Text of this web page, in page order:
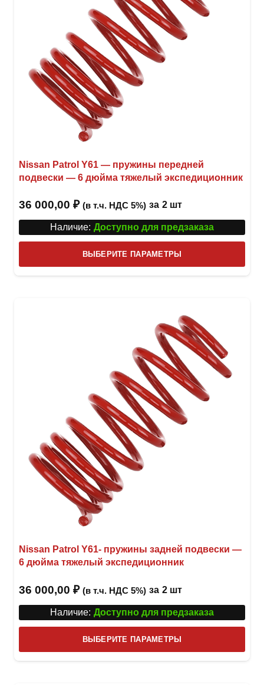
Nissan Patrol Y61 — пружины передней
подвески — 6 дюйма тяжелый экспедиционник
36 000,00 ₽ (в т.ч. НДС 5%) за 2 шт
Наличие: Доступно для предзаказа
ВЫБЕРИТЕ ПАРАМЕТРЫ
товар
Nissan Patrol Y61- пружины задней подвески —
6 дюйма тяжелый экспедиционник
36 000,00 ₽ (в т.ч. НДС 5%) за 2 шт
Наличие: Доступно для предзаказа
ВЫБЕРИТЕ ПАРАМЕТРЫ
товар